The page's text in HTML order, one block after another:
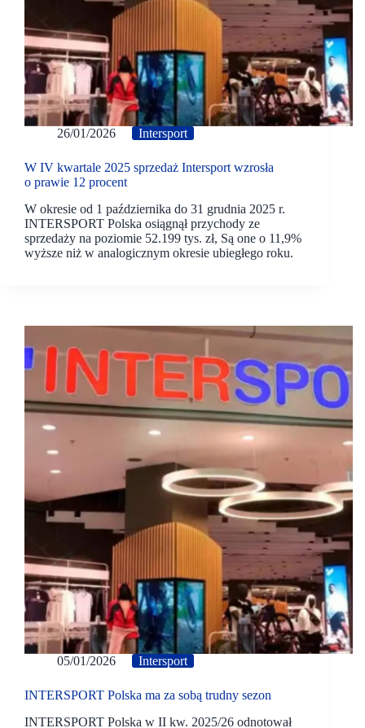
26/01/2026 Intersport
W IV kwartale 2025 sprzedaż Intersport wzrosła
o prawie 12 procent
W okresie od 1 października do 31 grudnia 2025 r.
INTERSPORT Polska osiągnął przychody ze
sprzedaży na poziomie 52.199 tys. zł, Są one o 11,9%
wyższe niż w analogicznym okresie ubiegłego roku.
05/01/2026 Intersport
INTERSPORT Polska ma za sobą trudny sezon
INTERSPORT Polska w II kw. 2025/26 odnotował